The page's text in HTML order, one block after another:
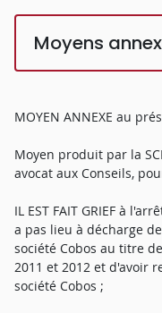
Moyens
MOYEN ANNEXE au
Moyen produit par la
avocat aux Conseils,
IL EST FAIT GRIEF à
a pas lieu à décharge
société Cobos au titre
2011 et 2012 et d'avoir
société Cobos ;